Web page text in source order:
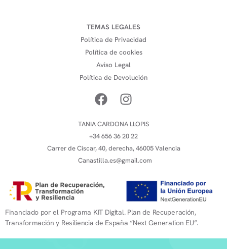
TEMAS LEGALES
Política de Privacidad
Política de cookies
Aviso Legal
Política de Devolución
TANIA CARDONA LLOPIS
+34 656 36 20 22
Carrer de Ciscar, 40, derecha, 46005 Valencia
Canastilla.es@gmail.com
Financiado por el Programa KIT Digital. Plan de Recuperación,
Transformación y Resiliencia de España “Next Generation EU”.